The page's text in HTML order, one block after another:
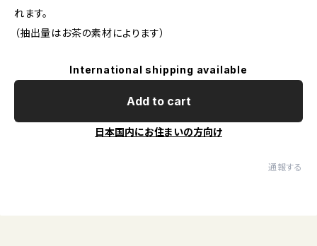
れます。
（抽出量はお茶の素材によります）
International shipping available
Add to cart
日本国内にお住まいの方向け
通報する